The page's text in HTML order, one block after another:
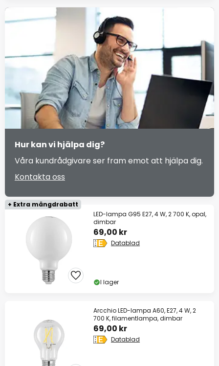
Hur kan vi hjälpa dig?
Våra kundrådgivare ser fram emot att hjälpa dig.
Kontakta oss
+ Extra mängdrabatt
LED-lampa G95 E27, 4 W, 2 700 K, opal,
dimbar
69,00 kr
Datablad
I lager
Arcchio LED-lampa A60, E27, 4 W, 2
700 K, filamentlampa, dimbar
69,00 kr
Datablad